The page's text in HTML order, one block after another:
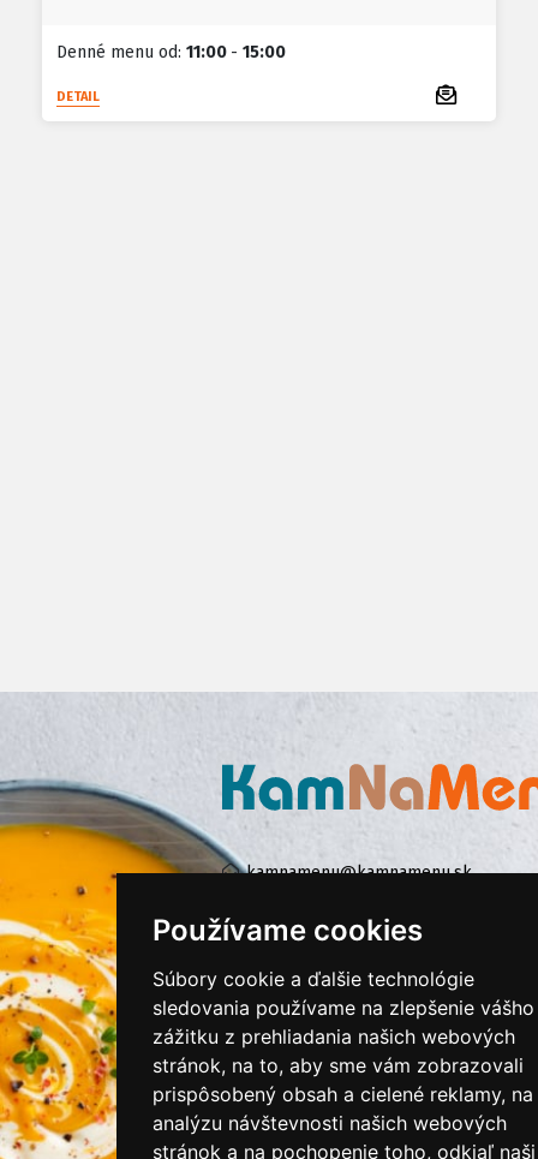
Používame cookies
Súbory cookie a ďalšie technológie
sledovania používame na zlepšenie vášho
zážitku z prehliadania našich webových
stránok, na to, aby sme vám zobrazovali
prispôsobený obsah a cielené reklamy, na
analýzu návštevnosti našich webových
stránok a na pochopenie toho, odkiaľ naši
Denné menu od: 11:00 - 15:00
DETAIL
kamnamenu@kamnamenu.sk
instagram/kamnamenu.sk
KONTAKTUJTE NÁS
PRIHLÁSIŤ SA DO ZÁKAZNÍCKEJ ZÓNY